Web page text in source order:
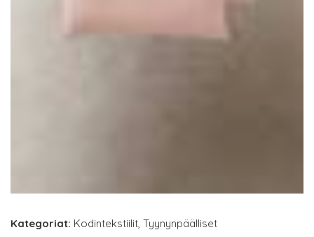
Kategoriat: Kodintekstiilit, Tyynynpäälliset